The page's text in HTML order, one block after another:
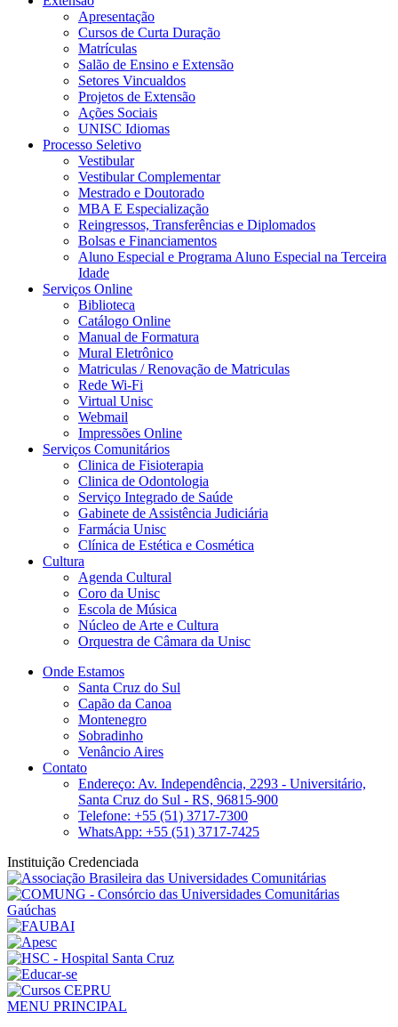
Apresentação
Cursos de Curta Duração
Matrículas
Salão de Ensino e Extensão
Setores Vincualdos
Projetos de Extensão
Ações Sociais
UNISC Idiomas
Processo Seletivo
Vestibular
Vestibular Complementar
Mestrado e Doutorado
MBA E Especialização
Reingressos, Transferências e Diplomados
Bolsas e Financiamentos
Aluno Especial e Programa Aluno Especial na Terceira
Idade
Serviços Online
Biblioteca
Catálogo Online
Manual de Formatura
Mural Eletrônico
Matriculas / Renovação de Matriculas
Rede Wi-Fi
Virtual Unisc
Webmail
Impressões Online
Serviços Comunitários
Clinica de Fisioterapia
Clinica de Odontologia
Serviço Integrado de Saúde
Gabinete de Assistência Judiciária
Farmácia Unisc
Clínica de Estética e Cosmética
Cultura
Agenda Cultural
Coro da Unisc
Escola de Música
Núcleo de Arte e Cultura
Orquestra de Câmara da Unisc
Onde Estamos
Santa Cruz do Sul
Capão da Canoa
Montenegro
Sobradinho
Venâncio Aires
Contato
Endereço: Av. Independência, 2293 - Universitário,
Santa Cruz do Sul - RS, 96815-900
Telefone: +55 (51) 3717-7300
WhatsApp: +55 (51) 3717-7425
Instituição Credenciada
MENU PRINCIPAL